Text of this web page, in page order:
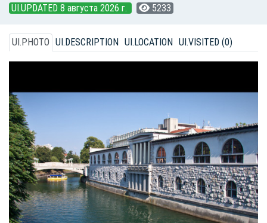
UI.UPDATED 8 августа 2026 г.
5233
UI.PHOTO UI.DESCRIPTION UI.LOCATION UI.VISITED (0)